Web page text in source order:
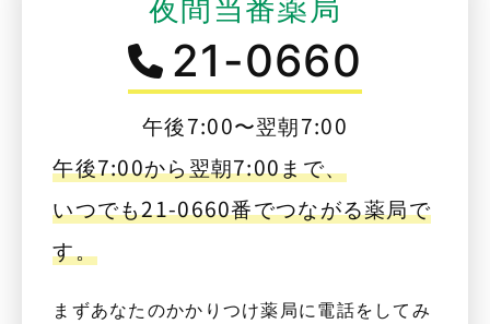
21-0660
午後7:00〜翌朝7:00
午後7:00から翌朝7:00まで、
いつでも21-0660番でつながる薬局で
す。
まずあなたのかかりつけ薬局に電話をしてみ